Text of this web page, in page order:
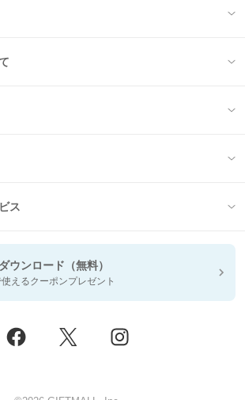
ス
ウンロード（無料）
えるクーポンプレゼント